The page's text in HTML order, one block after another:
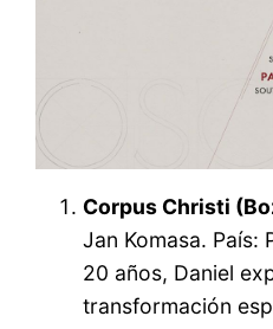
Corpus Christi
Jan Komasa. País:
20 años, Daniel
transformación